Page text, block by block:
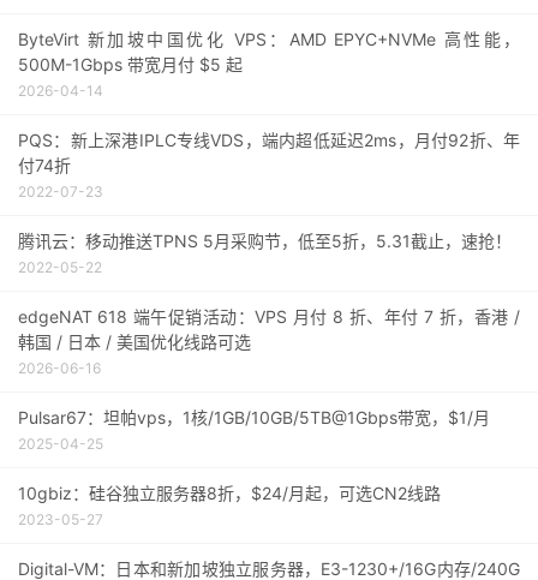
ByteVirt 新加坡中国优化 VPS：AMD EPYC+NVMe 高性能，
500M-1Gbps 带宽月付 $5 起
2026-04-14
PQS：新上深港IPLC专线VDS，端内超低延迟2ms，月付92折、年
付74折
2022-07-23
腾讯云：移动推送TPNS 5月采购节，低至5折，5.31截止，速抢！
2022-05-22
edgeNAT 618 端午促销活动：VPS 月付 8 折、年付 7 折，香港 /
韩国 / 日本 / 美国优化线路可选
2026-06-16
Pulsar67：坦帕vps，1核/1GB/10GB/5TB@1Gbps带宽，$1/月
2025-04-25
10gbiz：硅谷独立服务器8折，$24/月起，可选CN2线路
2023-05-27
Digital-VM：日本和新加坡独立服务器，E3-1230+/16G内存/240G